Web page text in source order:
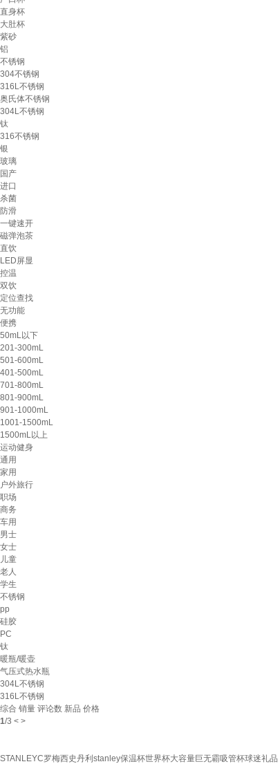
直身杯
大肚杯
紫砂
铝
不锈钢
304不锈钢
316L不锈钢
奥氏体不锈钢
304L不锈钢
钛
316不锈钢
银
玻璃
国产
进口
杀菌
防滑
一键速开
磁弹泡茶
直饮
LED屏显
控温
双饮
定位查找
无功能
便携
50mL以下
201-300mL
501-600mL
401-500mL
701-800mL
801-900mL
901-1000mL
1001-1500mL
1500mL以上
运动健身
通用
家用
户外旅行
职场
商务
车用
男士
女士
儿童
老人
学生
不锈钢
pp
硅胶
PC
钛
暖瓶/暖壶
气压式热水瓶
304L不锈钢
316L不锈钢
综合 销量 评论数 新品 价格
1/3 < >
STANLEYC罗梅西史丹利stanley保温杯世界杯大容量巨无霸吸管杯球迷礼